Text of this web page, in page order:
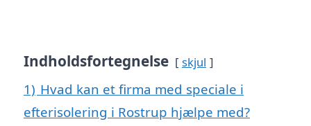
Indholdsfortegnelse skjul
1) Hvad kan et firma med speciale i
efterisolering i Rostrup hjælpe med?